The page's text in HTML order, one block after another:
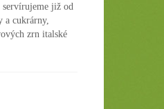
serví­rujeme již od
a cukrárny,
zrn italské